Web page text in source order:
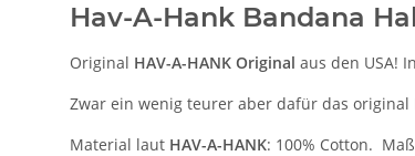
Hav-A-Hank Bandana
Original HAV-A-HANK Original aus den USA!
Zwar ein wenig teurer aber dafür das original
Material laut HAV-A-HANK: 100% Cotton.